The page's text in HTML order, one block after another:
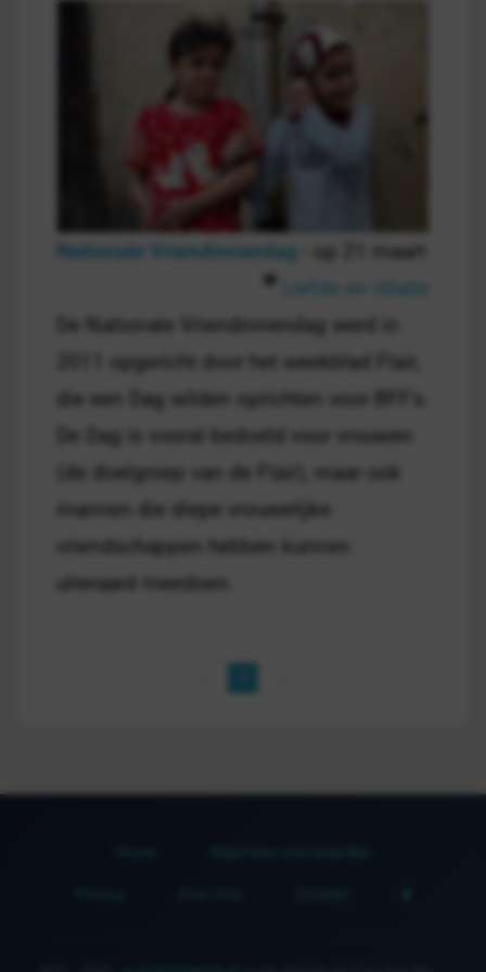
Nationale Vriendinnendag - op 21 maart
De Nationale Vriendinnendag werd in
2011 opgericht door het weekblad Flair,
die een Dag wilden oprichten voor BFF's.
De Dag is vooral bedoeld voor vrouwen
(de doelgroep van de Flair), maar ook
mannen die diepe vrouwelijke
vriendschappen hebben kunnen
uiteraard meedoen.